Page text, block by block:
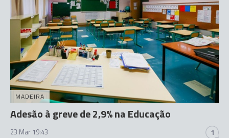
MADEIRA
Adesão à greve de 2,9% na Educação
23 Mar 19:43 1